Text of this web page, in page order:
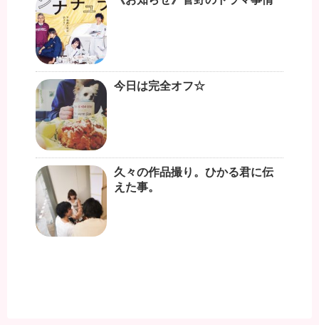
今日は完全オフ☆
久々の作品撮り。ひかる君に伝
えた事。